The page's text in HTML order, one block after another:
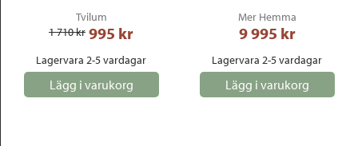
Tvilum
1 710 kr 995 kr
Lagervara 2-5 vardagar
Lägg i varukorg
Mer Hemma
9 995 kr
Lagervara 2-5 vardagar
Lägg i varukorg